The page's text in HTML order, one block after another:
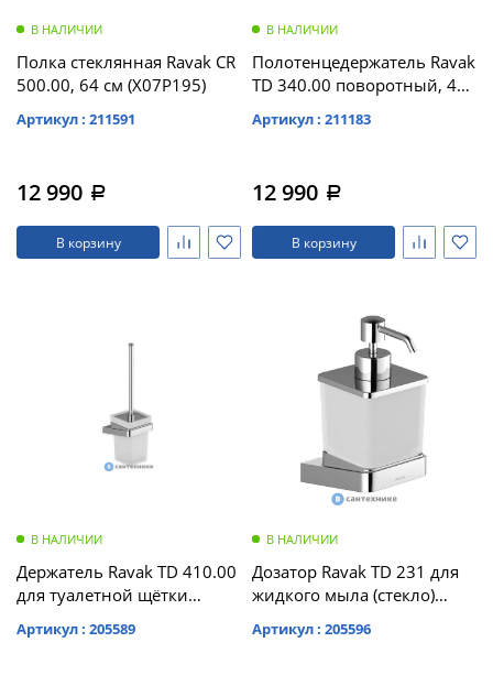
В НАЛИЧИИ
Полка стеклянная Ravak CR
500.00, 64 см (X07P195)
Артикул : 211591
12 990 a
В корзину
В НАЛИЧИИ
Полотенцедержатель Ravak
TD 340.00 поворотный, 42
Артикул : 211183
12 990 a
В корзину
В НАЛИЧИИ
Держатель Ravak TD 410.00
для туалетной щётки
Артикул : 205589
В НАЛИЧИИ
Дозатор Ravak TD 231 для
жидкого мыла (стекло)
Артикул : 205596